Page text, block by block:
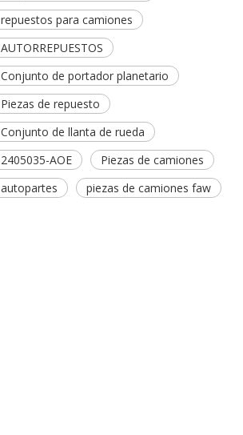
repuestos para camiones
AUTORREPUESTOS
Conjunto de portador planetario
Piezas de repuesto
Conjunto de llanta de rueda
2405035-AOE
Piezas de camiones
autopartes
piezas de camiones faw